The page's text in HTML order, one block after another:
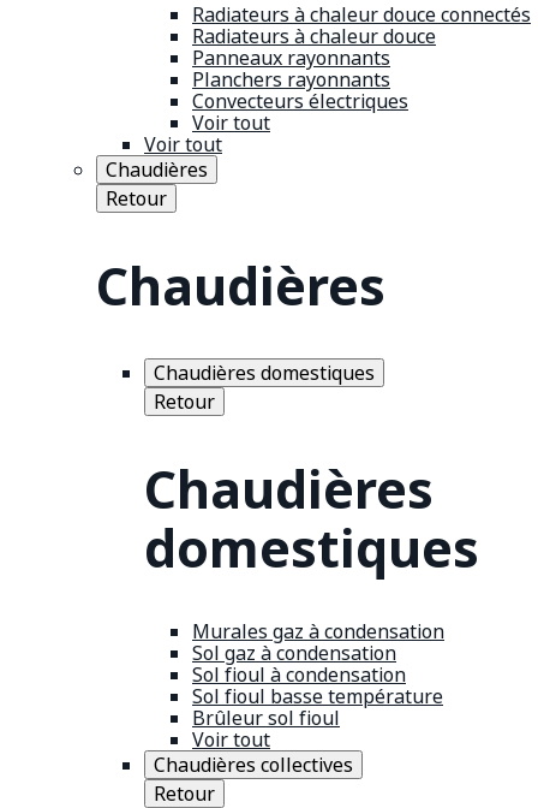
Radiateurs à chaleur douce connectés
Radiateurs à chaleur douce
Panneaux rayonnants
Planchers rayonnants
Convecteurs électriques
Voir tout
Voir tout
Chaudières
Retour
Chaudières
Chaudières domestiques
Retour
Chaudières
domestiques
Murales gaz à condensation
Sol gaz à condensation
Sol fioul à condensation
Sol fioul basse température
Brûleur sol fioul
Voir tout
Chaudières collectives
Retour